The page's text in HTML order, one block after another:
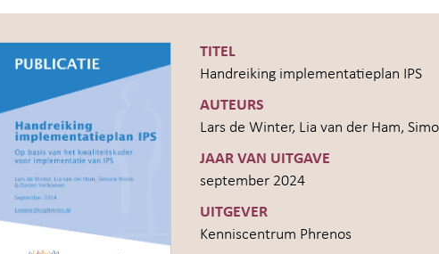
TITEL
Handreiking implementatieplan IPS
AUTEURS
Lars de Winter, Lia van der Ham,
JAAR VAN UITGAVE
september 2024
UITGEVER
Kenniscentrum Phrenos